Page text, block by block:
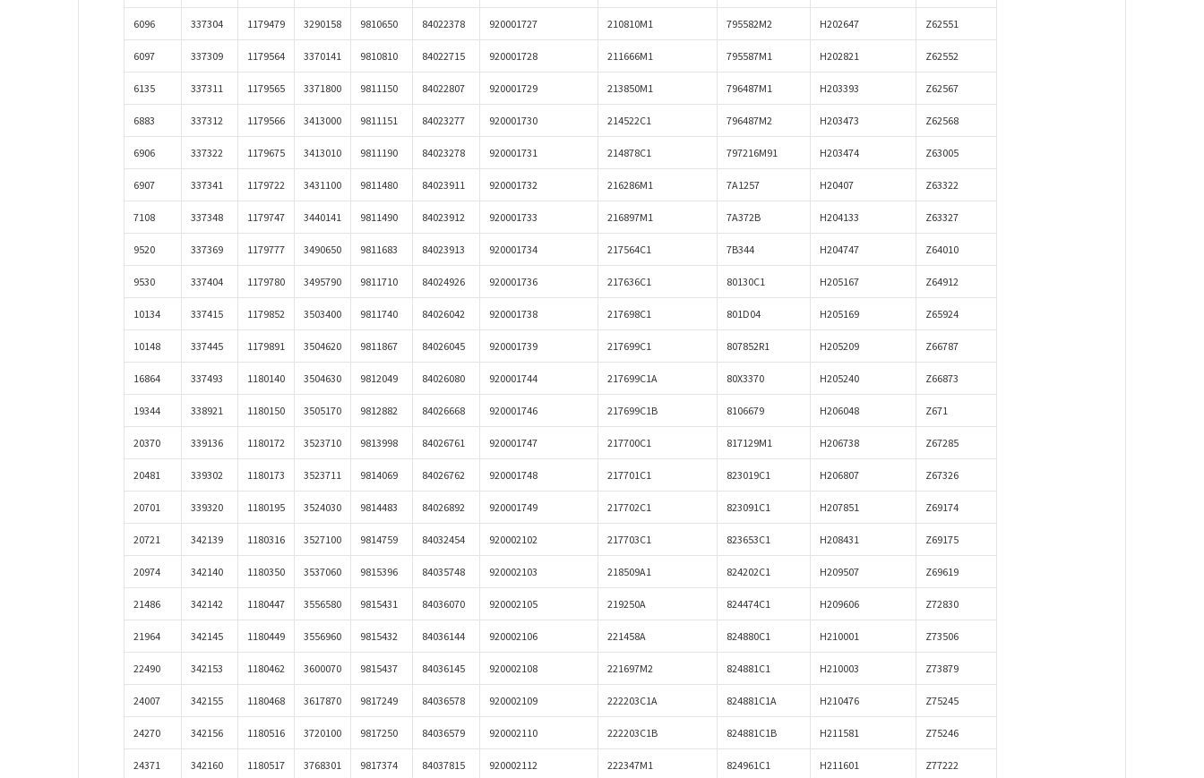
6096 337304 1179479 3290158 9810650 84022378 920001727 210810M1 795582M2 H202647 Z62551
6097 337309 1179564 3370141 9810810 84022715 920001728 211666M1 795587M1 H202821 Z62552
6135 337311 1179565 3371800 9811150 84022807 920001729 213850M1 796487M1 H203393 Z62567
6883 337312 1179566 3413000 9811151 84023277 920001730 214522C1 796487M2 H203473 Z62568
6906 337322 1179675 3413010 9811190 84023278 920001731 214878C1 797216M91 H203474 Z63005
6907 337341 1179722 3431100 9811480 84023911 920001732 216286M1 7A1257 H20407 Z63322
7108 337348 1179747 3440141 9811490 84023912 920001733 216897M1 7A372B H204133 Z63327
9520 337369 1179777 3490650 9811683 84023913 920001734 217564C1 7B344 H204747 Z64010
9530 337404 1179780 3495790 9811710 84024926 920001736 217636C1 80130C1 H205167 Z64912
10134 337415 1179852 3503400 9811740 84026042 920001738 217698C1 801D04 H205169 Z65924
10148 337445 1179891 3504620 9811867 84026045 920001739 217699C1 807852R1 H205209 Z66787
16864 337493 1180140 3504630 9812049 84026080 920001744 217699C1A 80X3370 H205240 Z66873
19344 338921 1180150 3505170 9812882 84026668 920001746 217699C1B 8106679 H206048 Z671
20370 339136 1180172 3523710 9813998 84026761 920001747 217700C1 817129M1 H206738 Z67285
20481 339302 1180173 3523711 9814069 84026762 920001748 217701C1 823019C1 H206807 Z67326
20701 339320 1180195 3524030 9814483 84026892 920001749 217702C1 823091C1 H207851 Z69174
20721 342139 1180316 3527100 9814759 84032454 920002102 217703C1 823653C1 H208431 Z69175
20974 342140 1180350 3537060 9815396 84035748 920002103 218509A1 824202C1 H209507 Z69619
21486 342142 1180447 3556580 9815431 84036070 920002105 219250A 824474C1 H209606 Z72830
21964 342145 1180449 3556960 9815432 84036144 920002106 221458A 824880C1 H210001 Z73506
22490 342153 1180462 3600070 9815437 84036145 920002108 221697M2 824881C1 H210003 Z73879
24007 342155 1180468 3617870 9817249 84036578 920002109 222203C1A 824881C1A H210476 Z75245
24270 342156 1180516 3720100 9817250 84036579 920002110 222203C1B 824881C1B H211581 Z75246
24371 342160 1180517 3768301 9817374 84037815 920002112 222347M1 824961C1 H211601 Z77222